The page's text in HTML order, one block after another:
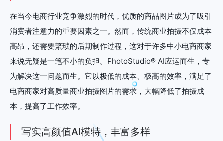
在当今电商行业竞争激烈的时代，优质的商品图片成为了吸引
消费者注意力的重要因素之一。然而，传统商业拍摄不仅成本
高昂，还需要繁琐的后期制作过程，这对于许多中小电商商家
来说无疑是一笔不小的负担。PhotoStudio® AI应运而生，专
为解决这一问题而生。它以极低的成本、极高的效率，满足了
电商商家对高质量商业拍摄图片的需求，大幅降低了拍摄成
本，提高了工作效率。
写实高颜值AI模特，丰富多样